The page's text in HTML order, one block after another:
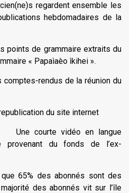
regardent ensemble les
hebdomadaires de la
de grammaire extraits du
« Papaìaèo ìkihei ».
rendus de la réunion du
du site internet
vidéo en langue
provenant du fonds de l’ex-
65% des abonnés sont des
des abonnés vit sur l’île